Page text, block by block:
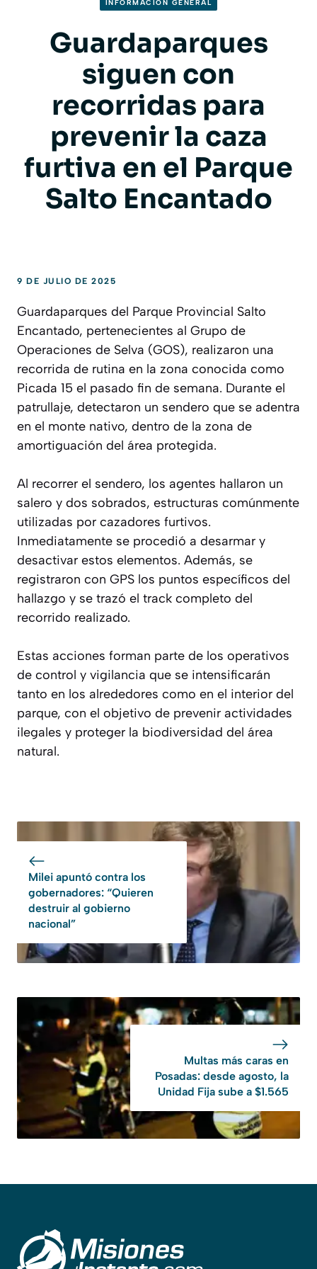
INFORMACION GENERAL
Guardaparques
siguen con
recorridas para
prevenir la caza
furtiva en el Parque
Salto Encantado
9 DE JULIO DE 2025
Guardaparques del Parque Provincial Salto
Encantado, pertenecientes al Grupo de
Operaciones de Selva (GOS), realizaron una
recorrida de rutina en la zona conocida como
Picada 15 el pasado fin de semana. Durante el
patrullaje, detectaron un sendero que se adentra
en el monte nativo, dentro de la zona de
amortiguación del área protegida.
Al recorrer el sendero, los agentes hallaron un
salero y dos sobrados, estructuras comúnmente
utilizadas por cazadores furtivos.
Inmediatamente se procedió a desarmar y
desactivar estos elementos. Además, se
registraron con GPS los puntos específicos del
hallazgo y se trazó el track completo del
recorrido realizado.
Estas acciones forman parte de los operativos
de control y vigilancia que se intensificarán
tanto en los alrededores como en el interior del
parque, con el objetivo de prevenir actividades
ilegales y proteger la biodiversidad del área
natural.
Milei apuntó contra los
gobernadores: “Quieren
destruir al gobierno
nacional”
Multas más caras en
Posadas: desde agosto, la
Unidad Fija sube a $1.565